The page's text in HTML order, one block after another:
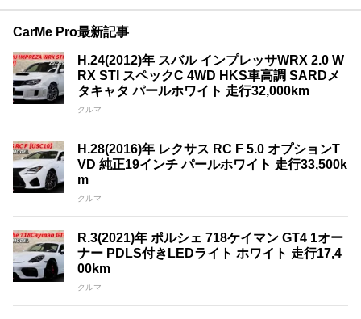
CarMe Pro最新記事
H.24(2012)年 スバル インプレッサWRX 2.0 W
RX STI スペックC 4WD HKS車高調 SARDメ
タキャタ パールホワイト 走行32,000km
クルマ
H.28(2016)年 レクサス RC F 5.0 オプションT
VD 純正19インチ パールホワイト 走行33,500k
m
クルマ
R.3(2021)年 ポルシェ 718ケイマン GT4 1オー
ナー PDLS付きLEDライト ホワイト 走行17,4
00km
クルマ